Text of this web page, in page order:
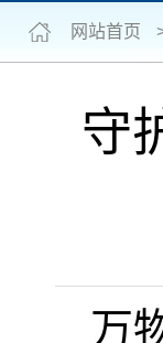
网站首页
守
万